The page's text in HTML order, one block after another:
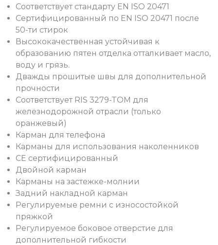
Соответствует стандарту EN ISO 20471
Сертифицированный по EN ISO 20471 после
50-ти стирок
Высококачественная устойчивая к
образованию пятен отделка отталкивает масло,
воду и грязь.
Дважды прошитые швы для дополнительной
прочности
Соответствует RIS 3279-TOM для
железнодорожной отрасли (только
оранжевый)
Карман для телефона
Карманы для использования наколенников
CE сертифицированный
Двойной карман
Карманы на застежке-молнии
Задний накладной карман
Регулируемые ремни с износостойкой
пряжкой
Регулируемое боковое отверстие для
дополнительной гибкости